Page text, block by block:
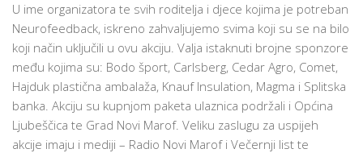
U ime organizatora te svih roditelja i djece kojima je potreban
Neurofeedback, iskreno zahvaljujemo svima koji su se na bilo
koji način uključili u ovu akciju. Valja istaknuti brojne sponzore
među kojima su: Bodo šport, Carlsberg, Cedar Agro, Comet,
Hajduk plastična ambalaža, Knauf Insulation, Magma i Splitska
banka. Akciju su kupnjom paketa ulaznica podržali i Općina
Ljubeščica te Grad Novi Marof. Veliku zaslugu za uspijeh
akcije imaju i mediji – Radio Novi Marof i Večernji list te